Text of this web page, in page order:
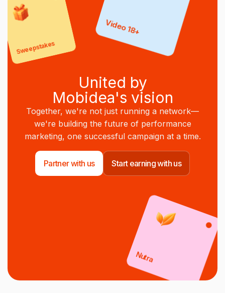
United by
Mobidea's vision
Together, we're not just running a network—
we're building the future of performance
marketing, one successful campaign at a time.
Partner with us Start earning with us
Sweepstakes
Video 18+
Nutra